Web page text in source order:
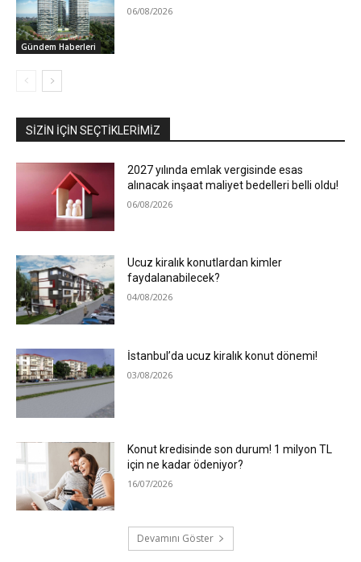
Gündem Haberleri
06/08/2026
SIZIN İÇIN SEÇTIKLERIMIZ
2027 yılında emlak vergisinde esas
alınacak inşaat maliyet bedelleri belli oldu!
06/08/2026
Ucuz kiralık konutlardan kimler
faydalanabilecek?
04/08/2026
İstanbul’da ucuz kiralık konut dönemi!
03/08/2026
Konut kredisinde son durum! 1 milyon TL
için ne kadar ödeniyor?
16/07/2026
Devamını Göster